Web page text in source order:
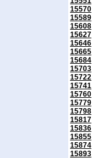
15570
15589
15608
15627
15646
15665
15684
15703
15722
15741
15760
15779
15798
15817
15836
15855
15874
15893